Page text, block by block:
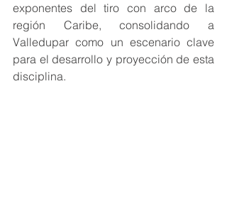
exponentes del tiro con arco de la
región Caribe, consolidando a
Valledupar como un escenario clave
para el desarrollo y proyección de esta
disciplina.